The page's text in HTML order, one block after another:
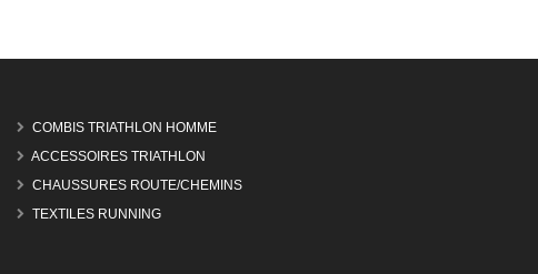
COMBIS TRIATHLON HOMME
ACCESSOIRES TRIATHLON
CHAUSSURES ROUTE/CHEMINS
TEXTILES RUNNING